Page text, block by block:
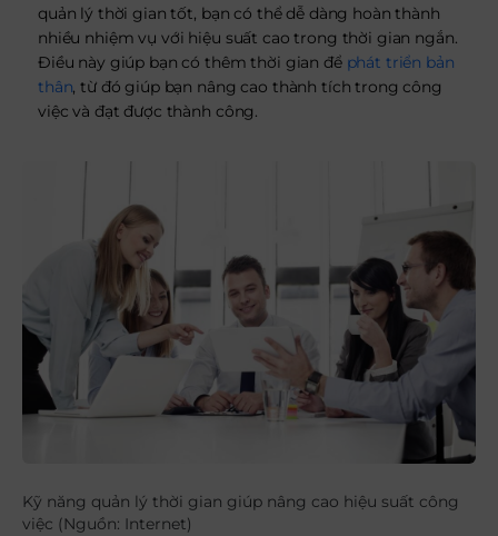
quản lý thời gian tốt, bạn có thể dễ dàng hoàn thành
nhiều nhiệm vụ với hiệu suất cao trong thời gian ngắn.
Điều này giúp bạn có thêm thời gian để phát triển bản
thân, từ đó giúp bạn nâng cao thành tích trong công
việc và đạt được thành công.
Kỹ năng quản lý thời gian giúp nâng cao hiệu suất công
việc (Nguồn: Internet)